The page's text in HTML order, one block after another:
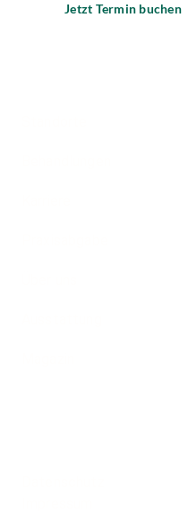
Jetzt Termin buchen